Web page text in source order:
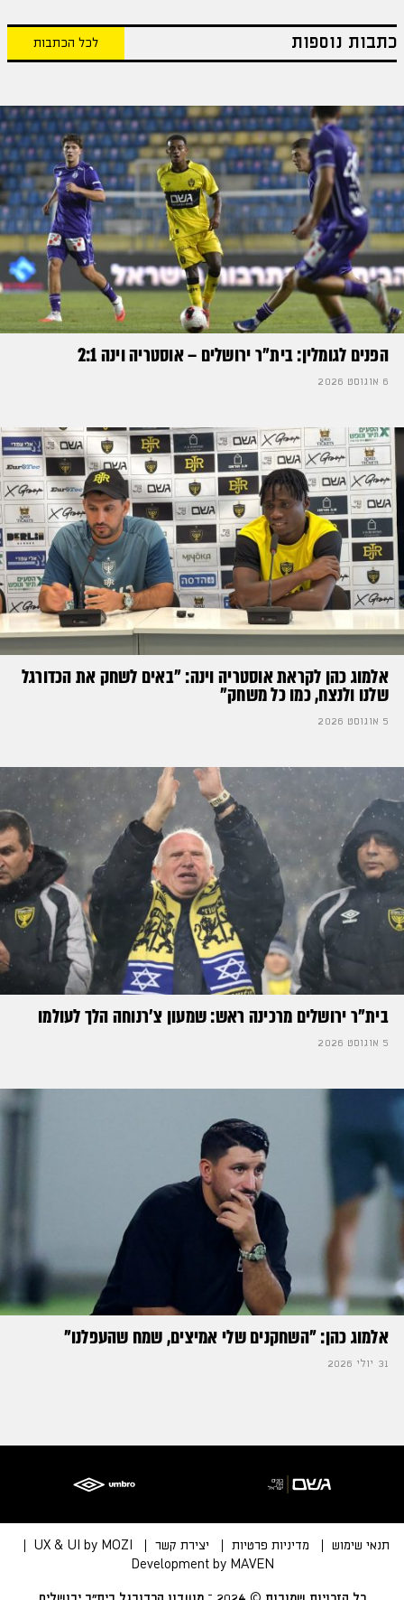
כתבות נוספות לכל הכתבות
הפנים לגומלין: בית״ר ירושלים – אוסטריה וינה 2:1
6 אוגוסט 2026
אלמוג כהן לקראת אוסטריה וינה: ״באים לשחק את הכדורגל
שלנו ולנצח, כמו כל משחק״
5 אוגוסט 2026
בית"ר ירושלים מרכינה ראש: שמעון צ'רנוחה הלך לעולמו
5 אוגוסט 2026
אלמוג כהן: "השחקנים שלי אמיצים, שמח שהעפלנו"
31 יולי 2026
תנאי שימוש מדיניות פרטיות יצירת קשר
UX & UI by MOZI
Development by MAVEN